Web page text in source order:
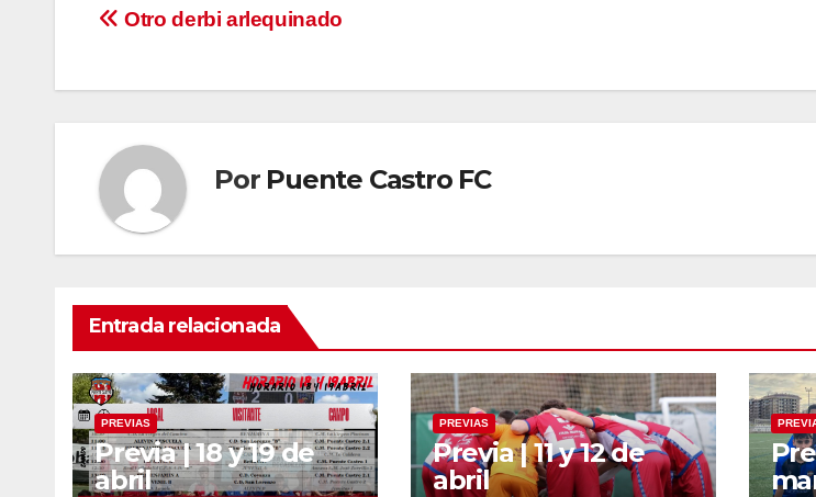
Navegación
Otro derbi arlequinado
Por Puente Castro FC
Entrada relacionada
PREVIAS
Previa | 18 y 19 de
abril
PREVIAS
Previa | 11 y 12 de
abril